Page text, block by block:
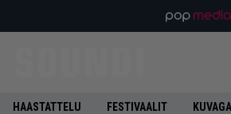
HAASTATTELU FESTIVAALIT